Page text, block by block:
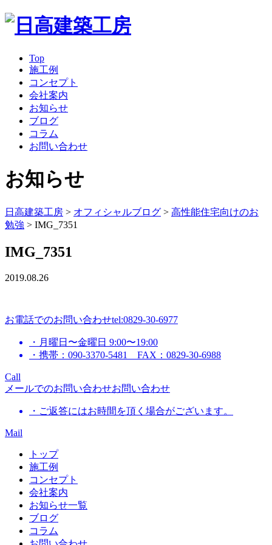
Top
施工例
コンセプト
会社案内
お知らせ
ブログ
コラム
お問い合わせ
お知らせ
日高建築工房 > オフィシャルブログ > 高性能住宅向けのお
勉強 > IMG_7351
IMG_7351
2019.08.26
お電話でのお問い合わせtel:0829-30-6977
・月曜日〜金曜日 9:00〜19:00
・携帯：090-3370-5481 FAX：0829-30-6988
Call
メールでのお問い合わせお問い合わせ
・ご返答にはお時間を頂く場合がございます。
Mail
トップ
施工例
コンセプト
会社案内
お知らせ一覧
ブログ
コラム